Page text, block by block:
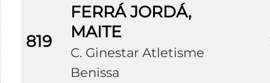
819
FERRÁ JORDÁ,
MAITE
C. Ginestar Atletisme
Benissa